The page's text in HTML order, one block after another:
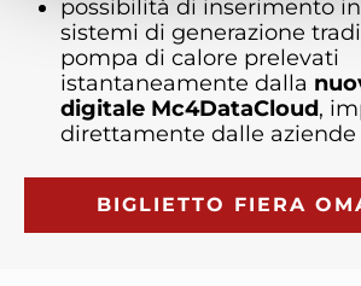
possibilità di inserimento
sistemi di generazione
pompa di calore prelevati
istantaneamente dalla
digitale Mc4DataCloud,
direttamente dalle
BIGLIETTO FIERA